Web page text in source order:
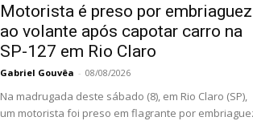
Motorista é preso por embriaguez
ao volante após capotar carro na
SP-127 em Rio Claro
Gabriel Gouvêa - 08/08/2026
Na madrugada deste sábado (8), em Rio Claro (SP),
um motorista foi preso em flagrante por